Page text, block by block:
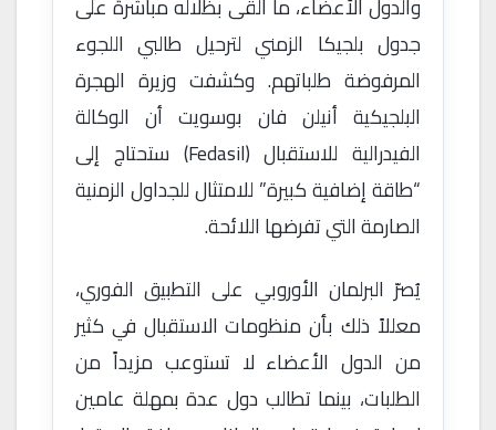
جدول بلجيكا الزمني لترحيل طالبي اللجوء
المرفوضة طلباتهم. وكشفت وزيرة الهجرة
البلجيكية أنيلن فان بوسويت أن الوكالة
الفيدرالية للاستقبال (Fedasil) ستحتاج إلى
“طاقة إضافية كبيرة” للامتثال للجداول الزمنية
الصارمة التي تفرضها اللائحة.
يُصرّ البرلمان الأوروبي على التطبيق الفوري،
معللاً ذلك بأن منظومات الاستقبال في كثير
من الدول الأعضاء لا تستوعب مزيداً من
الطلبات، بينما تطالب دول عدة بمهلة عامين